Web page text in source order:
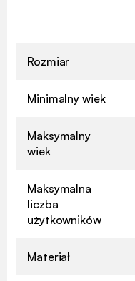
Rozmiar
Minimalny wiek
Maksymalny
wiek
Maksymalna
liczba
użytkowników
Materiał